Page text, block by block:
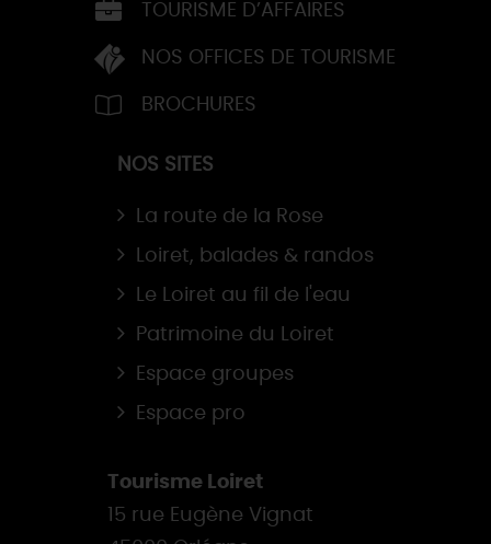
TOURISME D’AFFAIRES
NOS OFFICES DE TOURISME
BROCHURES
NOS SITES
La route de la Rose
Loiret, balades & randos
Le Loiret au fil de l'eau
Patrimoine du Loiret
Espace groupes
Espace pro
Tourisme Loiret
15 rue Eugène Vignat